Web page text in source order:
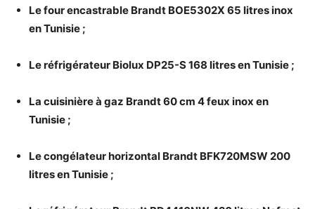
Le four encastrable Brandt BOE5302X 65 litres inox
en Tunisie ;
Le réfrigérateur Biolux DP25-S 168 litres en Tunisie ;
La cuisinière à gaz Brandt 60 cm 4 feux inox en
Tunisie ;
Le congélateur horizontal Brandt BFK720MSW 200
litres en Tunisie ;